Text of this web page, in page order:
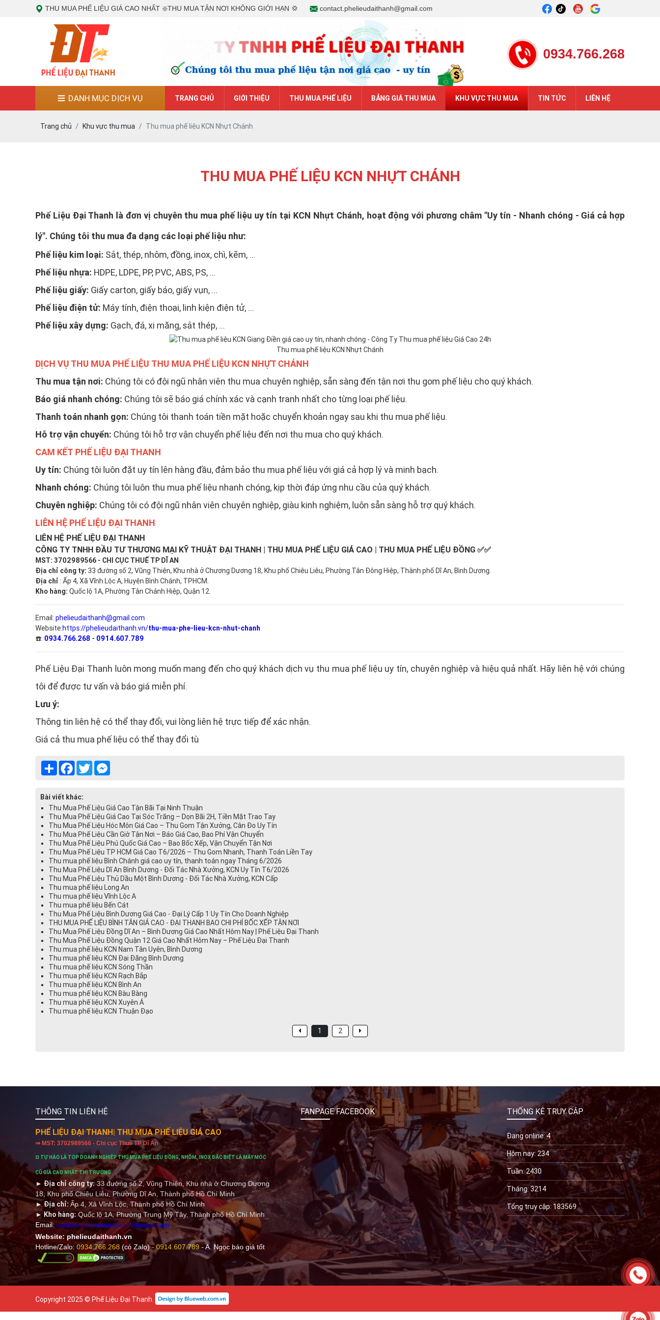
THU MUA PHẾ LIỆU ĐẠI THANH - CHUYÊN THU MUA CÁC LOẠI PHẾ LIỆU
THU MUA PHẾ LIỆU ĐẠI THANH - CHUYÊN THU MUA CÁC LOẠI PHẾ LIỆU
https://phelieudaithanh.vn/
THU MUA PHẾ LIỆU GIÁ CAO NHẤT ❇️THU MUA TẬN NƠI KHÔNG GIỚI HẠN 💢 contact.phelieudaithanh@gmail.com
0934.766.268
DANH MỤC DỊCH VỤ TRANG CHỦ GIỚI THIỆU THU MUA PHẾ LIỆU BẢNG GIÁ THU MUA KHU VỰC THU MUA TIN TỨC LIÊN HỆ
Trang chủ Khu vực thu mua Thu mua phế liệu KCN Nhựt Chánh
THU MUA PHẾ LIỆU KCN NHỰT CHÁNH
Phế Liệu Đại Thanh là đơn vị chuyên thu mua phế liệu uy tín tại KCN Nhựt Chánh, hoạt động với phương châm "Uy tín - Nhanh chóng - Giá cả hợp
lý". Chúng tôi thu mua đa dạng các loại phế liệu như:
Phế liệu kim loại: Sắt, thép, nhôm, đồng, inox, chì, kẽm, ...
Phế liệu nhựa: HDPE, LDPE, PP, PVC, ABS, PS, ...
Phế liệu giấy: Giấy carton, giấy báo, giấy vụn, ...
Phế liệu điện tử: Máy tính, điện thoại, linh kiện điện tử, ...
Phế liệu xây dựng: Gạch, đá, xi măng, sắt thép, ...
Thu mua phế liệu KCN Nhựt Chánh
DỊCH VỤ THU MUA PHẾ LIỆU THU MUA PHẾ LIỆU KCN NHỰT CHÁNH
Thu mua tận nơi: Chúng tôi có đội ngũ nhân viên thu mua chuyên nghiệp, sẵn sàng đến tận nơi thu gom phế liệu cho quý khách.
Báo giá nhanh chóng: Chúng tôi sẽ báo giá chính xác và cạnh tranh nhất cho từng loại phế liệu.
Thanh toán nhanh gọn: Chúng tôi thanh toán tiền mặt hoặc chuyển khoản ngay sau khi thu mua phế liệu.
Hỗ trợ vận chuyển: Chúng tôi hỗ trợ vận chuyển phế liệu đến nơi thu mua cho quý khách.
CAM KẾT PHẾ LIỆU ĐẠI THANH
Uy tín: Chúng tôi luôn đặt uy tín lên hàng đầu, đảm bảo thu mua phế liệu với giá cả hợp lý và minh bạch.
Nhanh chóng: Chúng tôi luôn thu mua phế liệu nhanh chóng, kịp thời đáp ứng nhu cầu của quý khách.
Chuyên nghiệp: Chúng tôi có đội ngũ nhân viên chuyên nghiệp, giàu kinh nghiệm, luôn sẵn sàng hỗ trợ quý khách.
LIÊN HỆ PHẾ LIỆU ĐẠI THANH
LIÊN HỆ PHẾ LIỆU ĐẠI THANH
CÔNG TY TNHH ĐẦU TƯ THƯƠNG MẠI KỸ THUẬT ĐẠI THANH | THU MUA PHẾ LIỆU GIÁ CAO | THU MUA PHẾ LIỆU ĐỒNG ✅✅
MST: 3702989566 - CHI CỤC THUẾ TP DĨ AN
Địa chỉ công ty: 33 đường số 2, Vũng Thiện, Khu nhà ở Chương Dương 18, Khu phố Chiêu Liêu, Phường Tân Đông Hiệp, Thành phố Dĩ An, Bình Dương.
Địa chỉ : Ấp 4, Xã Vĩnh Lộc A, Huyện Bình Chánh, TPHCM.
Kho hàng: Quốc lộ 1A, Phường Tân Chánh Hiệp, Quận 12.
Email: phelieudaithanh@gmail.com
Website:https://phelieudaithanh.vn/thu-mua-phe-lieu-kcn-nhut-chanh
☎️: 0934.766.268 - 0914.607.789
Phế Liệu Đại Thanh luôn mong muốn mang đến cho quý khách dịch vụ thu mua phế liệu uy tín, chuyên nghiệp và hiệu quả nhất. Hãy liên hệ với chúng
tôi để được tư vấn và báo giá miễn phí.
Lưu ý:
Thông tin liên hệ có thể thay đổi, vui lòng liên hệ trực tiếp để xác nhận.
Giá cả thu mua phế liệu có thể thay đổi tù
Share Facebook
Twitter
Bài viết khác:
Thu Mua Phế Liệu Giá Cao Tận Bãi Tại Ninh Thuận
Thu Mua Phế Liệu Giá Cao Tại Sóc Trăng – Dọn Bãi 2H, Tiền Mặt Trao Tay
Thu Mua Phế Liệu Hóc Môn Giá Cao – Thu Gom Tận Xưởng, Cân Đo Uy Tín
Thu Mua Phế Liệu Cần Giờ Tận Nơi – Báo Giá Cao, Bao Phí Vận Chuyển
Thu Mua Phế Liệu Phú Quốc Giá Cao – Bao Bốc Xếp, Vận Chuyển Tận Nơi
Thu Mua Phế Liệu TP HCM Giá Cao T6/2026 – Thu Gom Nhanh, Thanh Toán Liền Tay
Thu mua phế liệu Bình Chánh giá cao uy tín, thanh toán ngay Tháng 6/2026
Thu Mua Phế Liệu Dĩ An Bình Dương - Đối Tác Nhà Xưởng, KCN Uy Tín T6/2026
Thu Mua Phế Liệu Thủ Dầu Một Bình Dương - Đối Tác Nhà Xưởng, KCN Cấp
Thu mua phế liệu Long An
Thu mua phế liệu Vĩnh Lộc A
Thu mua phế liệu Bến Cát
Thu Mua Phế Liệu Bình Dương Giá Cao - Đại Lý Cấp 1 Uy Tín Cho Doanh Nghiệp
THU MUA PHẾ LIỆU BÌNH TÂN GIÁ CAO - ĐẠI THANH BAO CHI PHÍ BỐC XẾP TẬN NƠI
Thu Mua Phế Liệu Đồng Dĩ An – Bình Dương Giá Cao Nhất Hôm Nay | Phế Liệu Đại Thanh
Thu Mua Phế Liệu Đồng Quận 12 Giá Cao Nhất Hôm Nay – Phế Liệu Đại Thanh
Thu mua phế liệu KCN Nam Tân Uyên, Bình Dương
Thu mua phế liệu KCN Đại Đăng Bình Dương
Thu mua phế liệu KCN Sóng Thần
Thu mua phế liệu KCN Rạch Bắp
Thu mua phế liệu KCN Bình An
Thu mua phế liệu KCN Bàu Bàng
Thu mua phế liệu KCN Xuyên Á
Thu mua phế liệu KCN Thuận Đạo
1 2
THÔNG TIN LIÊN HỆ
PHẾ LIỆU ĐẠI THANH| THU MUA PHẾ LIỆU GIÁ CAO
⇒ MST: 3702989566 - Chi cục Thuế TP Dĩ An
¤ TỰ HÀO LÀ TOP DOANH NGHIỆP THU MUA PHẾ LIỆU ĐỒNG, NHÔM, INOX ĐẶC BIỆT LÀ MÁY MÓC
CŨ GIÁ CAO NHẤT THỊ TRƯỜNG
► Địa chỉ công ty: 33 đường số 2, Vũng Thiện, Khu nhà ở Chương Dương
18, Khu phố Chiêu Liêu, Phường Dĩ An, Thành phố Hồ Chí Minh
► Địa chỉ: Ấp 4, Xã Vĩnh Lộc, Thành phố Hồ Chí Minh
► Kho hàng: Quốc lộ 1A, Phường Trung Mỹ Tây, Thành phố Hồ Chí Minh
Email:contact.phelieudaithanh@gmail.com
Website: phelieudaithanh.vn
Hotline/Zalo:0934.766.268 (có Zalo)-0914.607.789 - A. Ngọc báo giá tốt
FANPAGE FACEBOOK THỐNG KÊ TRUY CẬP
Đang online: 4
Hôm nay: 234
Tuần: 2430
Tháng: 3214
Tổng truy cập: 183569
Copyright 2025 © Phế Liệu Đại Thanh.